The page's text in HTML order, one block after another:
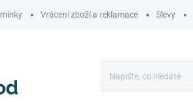
Vrácení zboží a reklamace Slevy